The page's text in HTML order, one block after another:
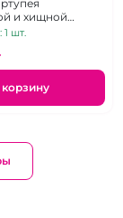
и хищной
с
шт.